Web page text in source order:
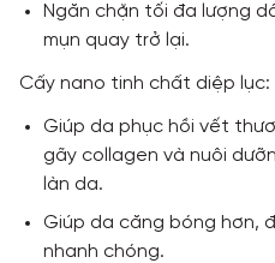
Ngăn chặn tối đa lượng
mụn quay trở lại.
Cấy nano tinh chất diệp lục:
Giúp da phục hồi vết
gãy collagen và nuôi
làn da.
Giúp da căng bóng hơn,
nhanh chóng.